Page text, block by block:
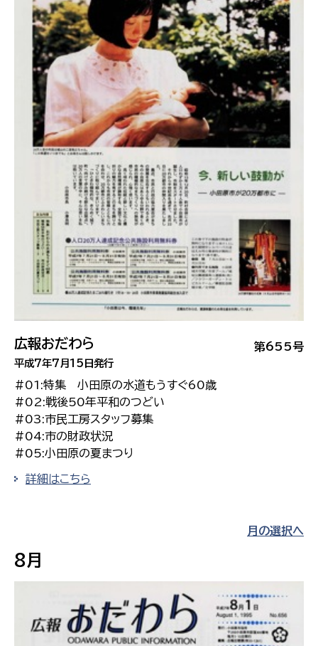
第655号
広報おだわら
平成7年7月15日発行
#01:特集 小田原の水道もうすぐ60歳
#02:戦後50年平和のつどい
#03:市民工房スタッフ募集
#04:市の財政状況
#05:小田原の夏まつり
詳細はこちら
月の選択へ
8月